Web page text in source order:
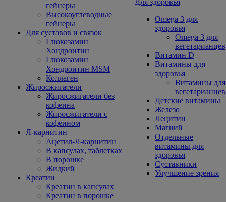
гейнеры
Высокоуглеводные
гейнеры
Для суставов и связок
Глюкозамин
Хондроитин
Глюкозамин
Хондроитин MSM
Коллаген
Жиросжигатели
Жиросжигатели без
кофеина
Жиросжигатели с
кофеином
Л-карнитин
Ацетил-Л-карнитин
В капсулах, таблетках
В порошке
Жидкий
Креатин
Креатин в капсулах
Креатин в порошке
Для здоровья
Omega 3 для
здоровья
Omega 3 для
вегетарианцев
Витамин D
Витамины для
здоровья
Витамины для
вегетарианцев
Детские витамины
Железо
Лецитин
Магний
Отдельные
витамины для
здоровья
Суставники
Улучшение зрения